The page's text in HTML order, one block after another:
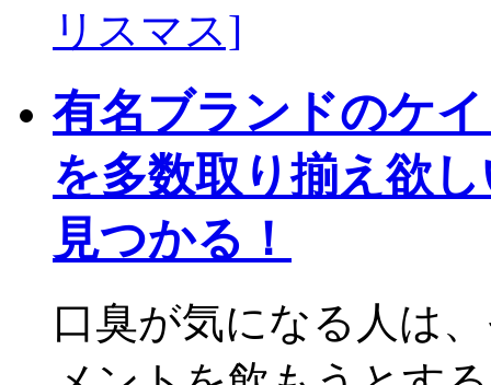
リスマス]
有名ブランドのケ
を多数取り揃え欲
見つかる！
口臭が気になる人は